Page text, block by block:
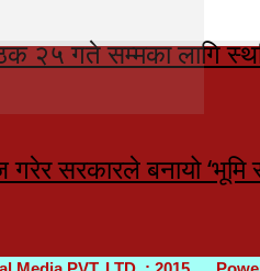
२५ गते सम्मका लागि
सरकारले बनायो ‘भूमि